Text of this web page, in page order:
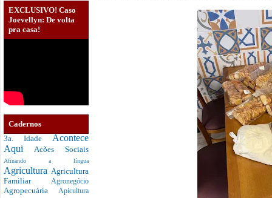
EXCLUSIVO! Caso
Joevellyn: De volta
pra casa!
Cadernos
3a. Idade Acontece
Aqui Acões Sociais
Afinando a língua
Agricultura Agricultura
Familiar Agronegócio
Agropecuária Apicultura